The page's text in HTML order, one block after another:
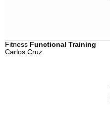
Fitness Functional Training
Carlos Cruz